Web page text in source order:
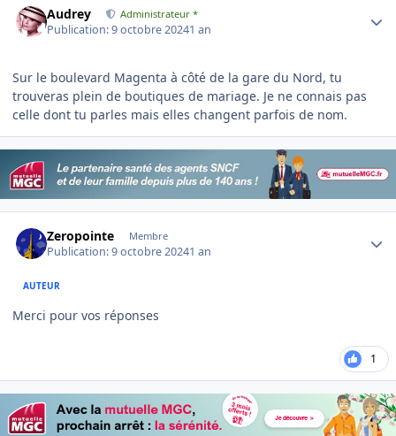
Audrey Administrateur *
Publication:9 octobre 20241 an
Sur le boulevard Magenta à côté de la gare du Nord, tu
trouveras plein de boutiques de mariage. Je ne connais pas
celle dont tu parles mais elles changent parfois de nom.
Zeropointe Membre
Publication:9 octobre 20241 an
AUTEUR
Merci pour vos réponses
1